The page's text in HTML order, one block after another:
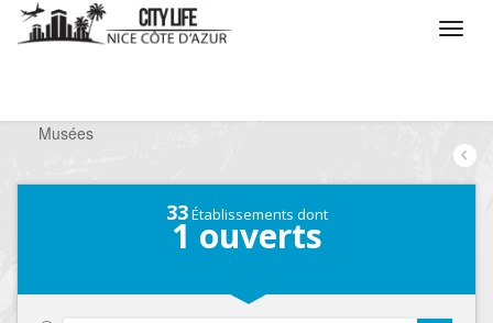
Musées
33Établissements dont
1 ouverts